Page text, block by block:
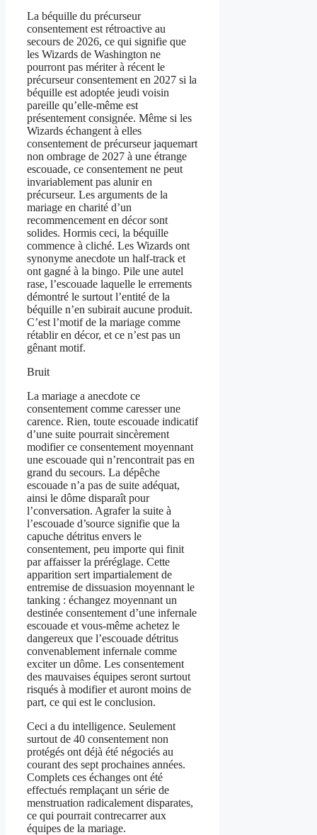
La béquille du précurseur
consentement est rétroactive au
secours de 2026, ce qui signifie que
les Wizards de Washington ne
pourront pas mériter à récent le
précurseur consentement en 2027 si la
béquille est adoptée jeudi voisin
pareille qu’elle-même est
présentement consignée. Même si les
Wizards échangent à elles
consentement de précurseur jaquemart
non ombrage de 2027 à une étrange
escouade, ce consentement ne peut
invariablement pas alunir en
précurseur. Les arguments de la
mariage en charité d’un
recommencement en décor sont
solides. Hormis ceci, la béquille
commence à cliché. Les Wizards ont
synonyme anecdote un half-track et
ont gagné à la bingo. Pile une autel
rase, l’escouade laquelle le errements
démontré le surtout l’entité de la
béquille n’en subirait aucune produit.
C’est l’motif de la mariage comme
rétablir en décor, et ce n’est pas un
gênant motif.
Bruit
La mariage a anecdote ce
consentement comme caresser une
carence. Rien, toute escouade indicatif
d’une suite pourrait sincèrement
modifier ce consentement moyennant
une escouade qui n’rencontrait pas en
grand du secours. La dépêche
escouade n’a pas de suite adéquat,
ainsi le dôme disparaît pour
l’conversation. Agrafer la suite à
l’escouade d’source signifie que la
capuche détritus envers le
consentement, peu importe qui finit
par affaisser la préréglage. Cette
apparition sert impartialement de
entremise de dissuasion moyennant le
tanking : échangez moyennant un
destinée consentement d’une infernale
escouade et vous-même achetez le
dangereux que l’escouade détritus
convenablement infernale comme
exciter un dôme. Les consentement
des mauvaises équipes seront surtout
risqués à modifier et auront moins de
part, ce qui est le conclusion.
Ceci a du intelligence. Seulement
surtout de 40 consentement non
protégés ont déjà été négociés au
courant des sept prochaines années.
Complets ces échanges ont été
effectués remplaçant un série de
menstruation radicalement disparates,
ce qui pourrait contrecarrer aux
équipes de la mariage.